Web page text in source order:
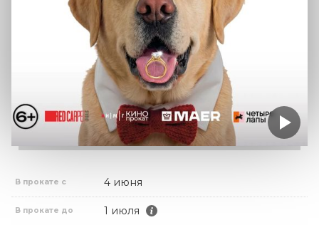
В прокате с 4 июня
В прокате до 1 июля